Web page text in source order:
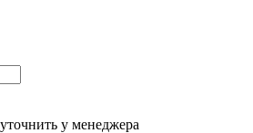
у менеджера